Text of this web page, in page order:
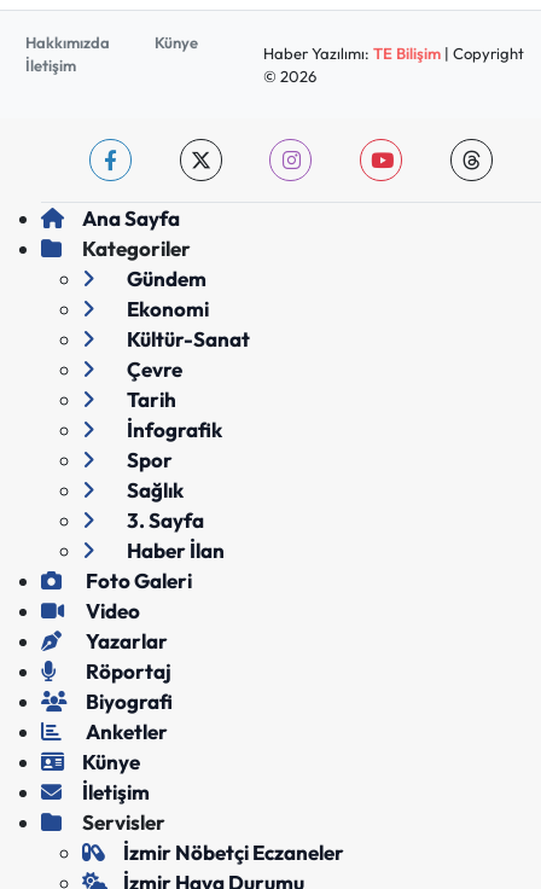
Hakkımızda
Künye
İletişim
Haber Yazılımı: TE Bilişim| Copyright
© 2026
Ana Sayfa
Kategoriler
Gündem
Ekonomi
Kültür-Sanat
Çevre
Tarih
İnfografik
Spor
Sağlık
3. Sayfa
Haber İlan
Foto Galeri
Video
Yazarlar
Röportaj
Biyografi
Anketler
Künye
İletişim
Servisler
İzmir Nöbetçi Eczaneler
İzmir Hava Durumu